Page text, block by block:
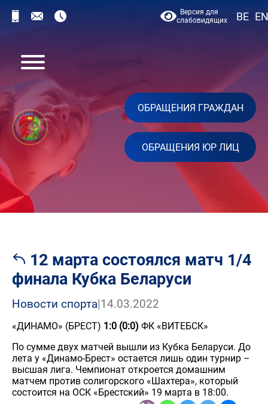
Версия для
слабовидящих
BE EN
ОБРАЩЕНИЯ ГРАЖДАН
ОБРАЩЕНИЯ ЮР ЛИЦ
12 марта состоялся матч 1/4
финала Кубка Беларуси
Новости спорта|14.03.2022
«ДИНАМО» (БРЕСТ) 1:0 (0:0) ФК «ВИТЕБСК»
По сумме двух матчей вышли из Кубка Беларуси. До
лета у «Динамо-Брест» остается лишь один турнир –
высшая лига. Чемпионат откроется домашним
матчем против солигорского «Шахтера», который
состоится на ОСК «Брестский» 19 марта в 18:00.